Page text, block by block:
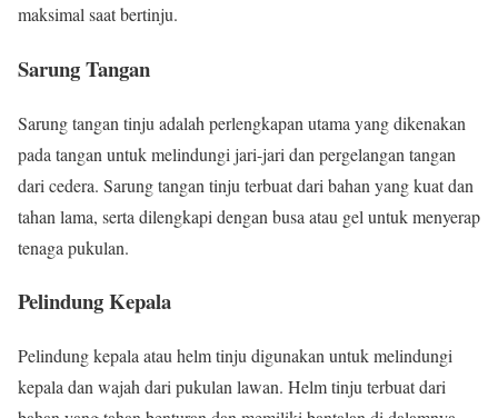
maksimal saat bertinju.
Sarung Tangan
Sarung tangan tinju adalah perlengkapan utama yang dikenakan
pada tangan untuk melindungi jari-jari dan pergelangan tangan
dari cedera. Sarung tangan tinju terbuat dari bahan yang kuat dan
tahan lama, serta dilengkapi dengan busa atau gel untuk menyerap
tenaga pukulan.
Pelindung Kepala
Pelindung kepala atau helm tinju digunakan untuk melindungi
kepala dan wajah dari pukulan lawan. Helm tinju terbuat dari